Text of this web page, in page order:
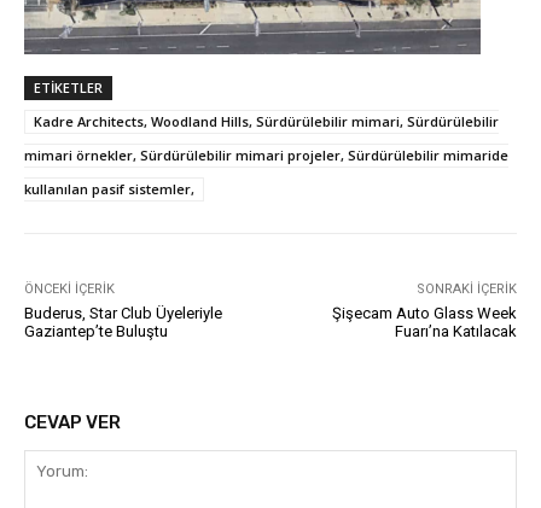
ETIKETLER
Kadre Architects, Woodland Hills, Sürdürülebilir mimari, Sürdürülebilir
mimari örnekler, Sürdürülebilir mimari projeler, Sürdürülebilir mimaride
kullanılan pasif sistemler,
ÖNCEKI İÇERIK
Buderus, Star Club Üyeleriyle
Gaziantep’te Buluştu
SONRAKI İÇERIK
Şişecam Auto Glass Week
Fuarı’na Katılacak
CEVAP VER